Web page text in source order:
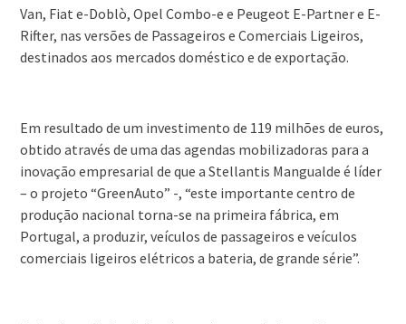
Van, Fiat e-Doblò, Opel Combo-e e Peugeot E-Partner e E-
Rifter, nas versões de Passageiros e Comerciais Ligeiros,
destinados aos mercados doméstico e de exportação.
Em resultado de um investimento de 119 milhões de euros,
obtido através de uma das agendas mobilizadoras para a
inovação empresarial de que a Stellantis Mangualde é líder
– o projeto “GreenAuto” -, “este importante centro de
produção nacional torna-se na primeira fábrica, em
Portugal, a produzir, veículos de passageiros e veículos
comerciais ligeiros elétricos a bateria, de grande série”.